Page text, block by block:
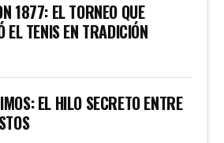
1877: EL TORNEO QUE
EL TENIS EN TRADICIÓN
EL HILO SECRETO ENTRE